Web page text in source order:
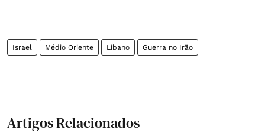
Israel Médio Oriente Líbano Guerra no Irão
Artigos Relacionados